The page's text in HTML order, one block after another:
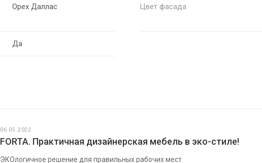
Орех Даллас Цвет фасада
Да
06.05.2022
FORTA. Практичная дизайнерская мебель в эко-стиле!
ЭКОлогичное решение для правильных рабочих мест